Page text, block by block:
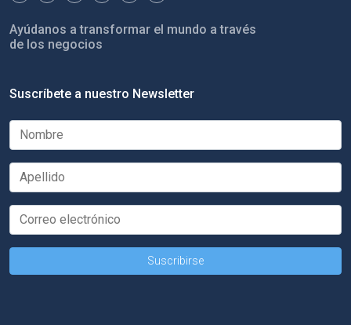
Ayúdanos a transformar el mundo a través
de los negocios
Suscríbete a nuestro Newsletter